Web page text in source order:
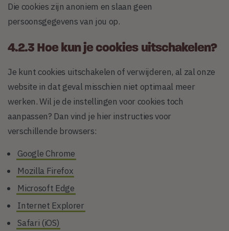
Die cookies zijn anoniem en slaan geen
persoonsgegevens van jou op.
4.2.3 Hoe kun je cookies uitschakelen?
Je kunt cookies uitschakelen of verwijderen, al zal onze
website in dat geval misschien niet optimaal meer
werken. Wil je de instellingen voor cookies toch
aanpassen? Dan vind je hier instructies voor
verschillende browsers:
Google Chrome
Mozilla Firefox
Microsoft Edge
Internet Explorer
Safari (iOS)